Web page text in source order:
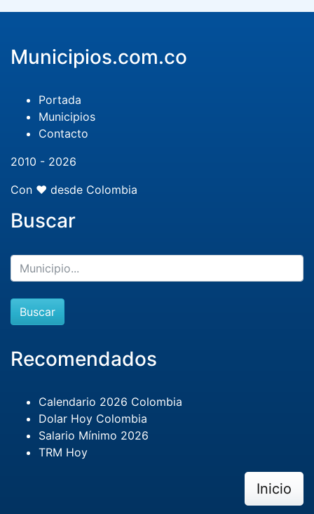
Municipios.com.co
Portada
Municipios
Contacto
2010 - 2026
Con ❤️ desde Colombia
Buscar
Buscar
Recomendados
Calendario 2026 Colombia
Dolar Hoy Colombia
Salario Mínimo 2026
TRM Hoy
Inicio